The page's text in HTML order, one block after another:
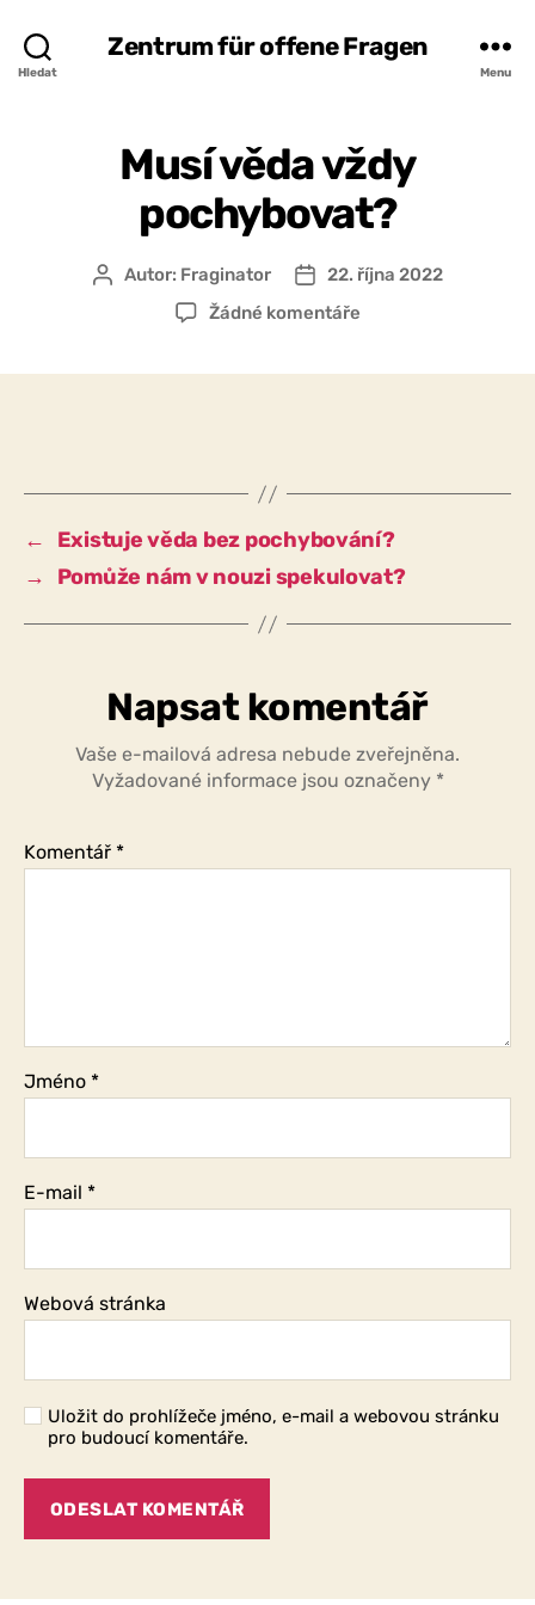
Hledat
Zentrum für offene Fragen
Menu
Musí věda vždy
pochybovat?
Autor
příspěvku
Autor: Fraginator
Datum
příspěvku
22. října 2022
Žádné komentářeu
pochybovat?
←
Existuje věda bez pochybování?
→
Pomůže nám v nouzi spekulovat?
Napsat komentář
Vaše e-mailová adresa nebude zveřejněna.
Vyžadované informace jsou označeny *
Komentář *
Jméno *
E-mail *
Webová stránka
Uložit do prohlížeče jméno, e-mail a webovou stránku
pro budoucí komentáře.